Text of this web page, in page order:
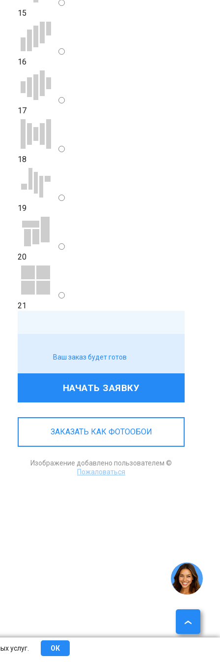
услуг. ОК
15
16
17
18
19
20
21
Ваш заказ будет готов
НАЧАТЬ ЗАЯВКУ
ЗАКАЗАТЬ КАК ФОТООБОИ
Изображение добавлено пользователем ©
Пожаловаться